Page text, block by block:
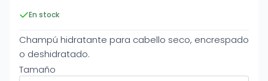
En stock
Champú hidratante para cabello seco, encrespado
o deshidratado.
Tamaño